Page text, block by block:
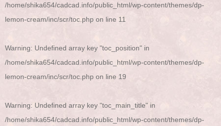
/home/shika654/cadcad.info/public_html/wp-content/themes/dp-
lemon-cream/inc/scr/toc.php on line 11
Warning: Undefined array key "toc_position" in
/home/shika654/cadcad.info/public_html/wp-content/themes/dp-
lemon-cream/inc/scr/toc.php on line 19
Warning: Undefined array key "toc_main_title" in
/home/shika654/cadcad.info/public_html/wp-content/themes/dp-